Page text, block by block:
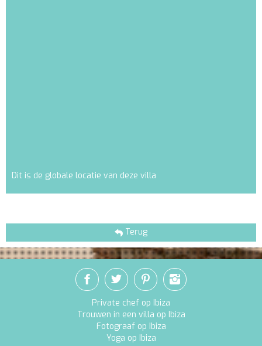
Dit is de globale locatie van deze villa
Terug
Private chef op Ibiza
Trouwen in een villa op Ibiza
Fotograaf op Ibiza
Yoga op Ibiza